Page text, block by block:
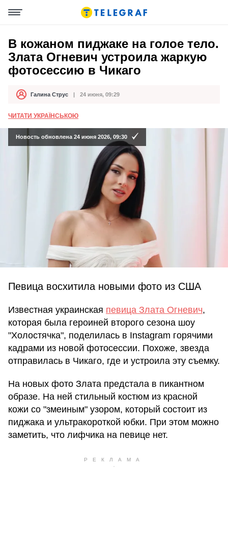
В кожаном пиджаке на голое тело.
Злата Огневич устроила жаркую
фотосессию в Чикаго
АвторГалина Струс
Дата публикации 24 июня, 09:29
ЧИТАТИ УКРАЇНСЬКОЮ
Новость обновлена 24 июня 2026, 09:30
Певица восхитила новыми фото из США
Известная украинская певица Злата Огневич,
которая была героиней второго сезона шоу
"Холостячка", поделилась в Instagram горячими
кадрами из новой фотосессии. Похоже, звезда
отправилась в Чикаго, где и устроила эту съемку.
На новых фото Злата предстала в пикантном
образе. На ней стильный костюм из красной
кожи со "змеиным" узором, который состоит из
пиджака и ультракороткой юбки. При этом можно
заметить, что лифчика на певице нет.